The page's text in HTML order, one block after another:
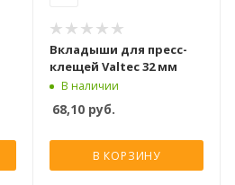
Вкладыши для пресс-
клещей Valtec 32 мм
В наличии
68,10 руб.
В КОРЗИНУ